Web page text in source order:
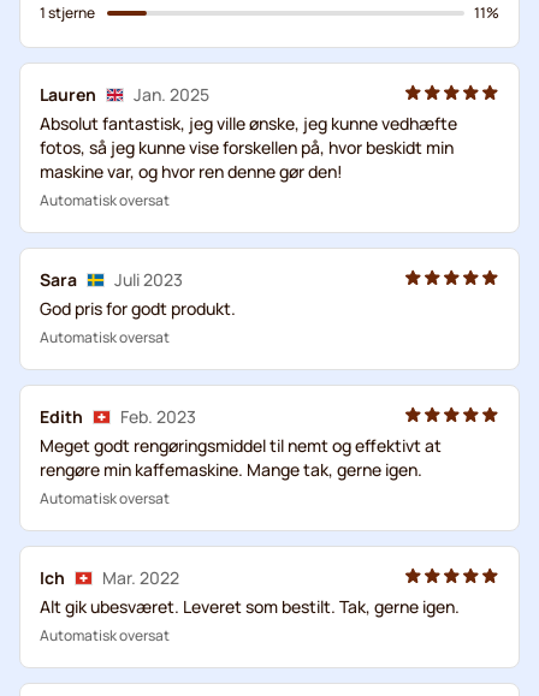
1 stjerne
11%
Lauren
Jan. 2025
Absolut fantastisk, jeg ville ønske, jeg kunne vedhæfte
fotos, så jeg kunne vise forskellen på, hvor beskidt min
maskine var, og hvor ren denne gør den!
Automatisk oversat
Sara
Juli 2023
God pris for godt produkt.
Automatisk oversat
Edith
Feb. 2023
Meget godt rengøringsmiddel til nemt og effektivt at
rengøre min kaffemaskine. Mange tak, gerne igen.
Automatisk oversat
Ich
Mar. 2022
Alt gik ubesværet. Leveret som bestilt. Tak, gerne igen.
Automatisk oversat